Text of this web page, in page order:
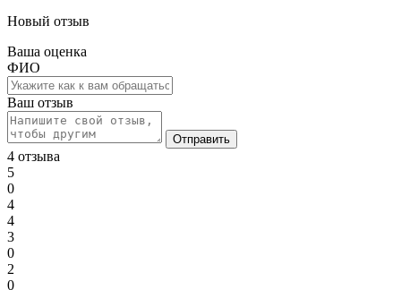
Новый отзыв
Ваша оценка
ФИО
Ваш отзыв
Отправить
4 отзыва
5
0
4
4
3
0
2
0